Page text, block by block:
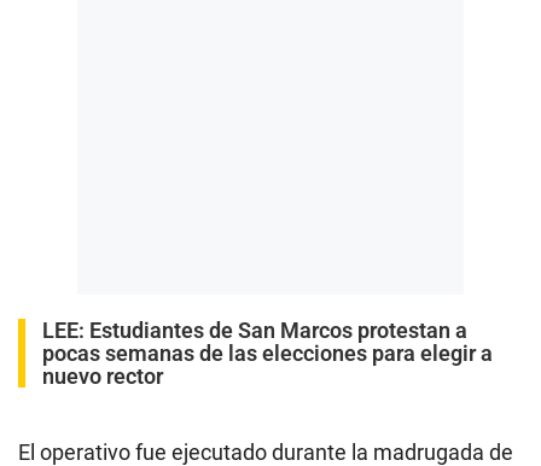
LEE: Estudiantes de San Marcos protestan a
pocas semanas de las elecciones para elegir a
nuevo rector
El operativo fue ejecutado durante la madrugada de